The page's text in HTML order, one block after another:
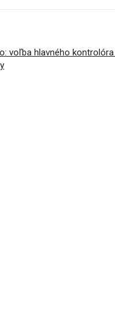
voľba hlavného